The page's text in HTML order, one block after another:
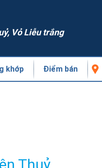
Vỏ Liễu trắng
khớp Điểm bán
Thuỷ